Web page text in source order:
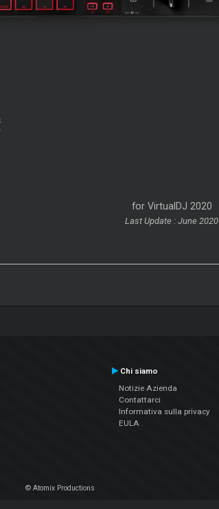
for VirtualDJ 2020
Last Update : June 2020
Chi siamo
Notizie Azienda
Contattarci
Informativa sulla privacy
EULA
© Atomix Productions